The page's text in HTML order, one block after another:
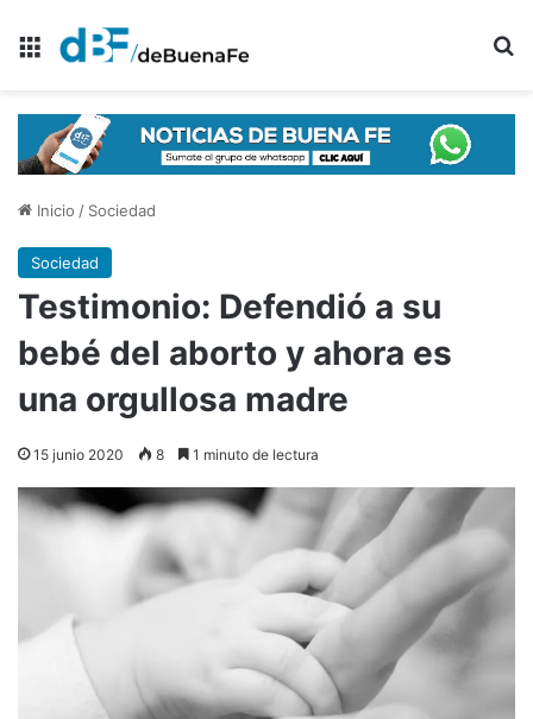
Menú
Inicio / Sociedad
Sociedad
Testimonio: Defendió a su
bebé del aborto y ahora es
una orgullosa madre
15 junio 2020 8 1 minuto de lectura